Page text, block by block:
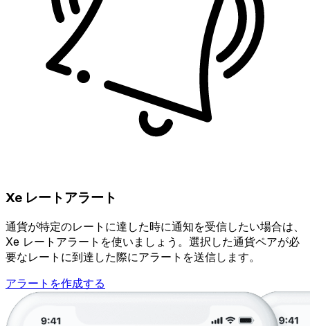
Xe レートアラート
通貨が特定のレートに達した時に通知を受信したい場合は、
Xe レートアラートを使いましょう。選択した通貨ペアが必
要なレートに到達した際にアラートを送信します。
アラートを作成する